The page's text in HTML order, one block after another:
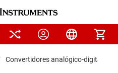
Convertidores analógico-digitales